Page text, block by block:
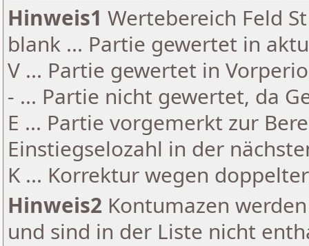
Hinweis1 Wertebereich Feld
blank ... Partie gewertet in
V ... Partie gewertet in
- ... Partie nicht gewertet, da
E ... Partie vorgemerkt zur
Einstiegselozahl in der
K ... Korrektur wegen
Hinweis2 Kontumazen
und sind in der Liste nicht